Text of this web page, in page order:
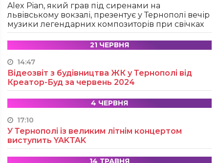
Alex Pian, який грав під сиренами на
львівському вокзалі, презентує у Тернополі вечір
музики легендарних композиторів при свічках
21 ЧЕРВНЯ
14:47
Відеозвіт з будівництва ЖК у Тернополі від
Креатор-Буд за червень 2024
4 ЧЕРВНЯ
17:10
У Тернополі із великим літнім концертом
виступить YAKTAK
14 ТРАВНЯ